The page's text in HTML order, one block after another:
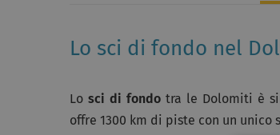
Lo sci di fondo nel
Losci di fondo tra le Dolomiti è
offre 1300 km di piste con un